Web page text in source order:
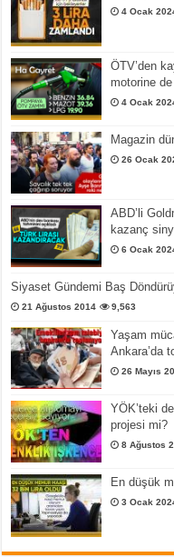
4 Ocak
ÖTV’den
motorine
4 Ocak
Magazin
26 Ocak
ABD’li
kazanç
6 Ocak
Siyaset Gündemi Baş
21 Ağustos 2014 9,563
Yaşam
Ankara’da
26 Mayıs
YÖK’teki
projesi mi?
8 Ağustos
En düşük
3 Ocak